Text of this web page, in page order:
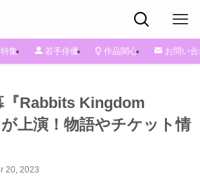
特集 若手俳優 作品関心 お問い
『Rabbits Kingdom
上演！物語やチケット情
20, 2023